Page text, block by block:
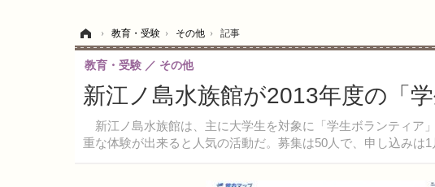
› 教育・受験 › その他 › 記事
新江ノ島水族館が2013年度の「
新江ノ島水族館は、主に大学生を対象に「学生ボランティア
重な体験が出来ると人気の活動だ。募集は50人で、申し込みは1
教育・受験 その他